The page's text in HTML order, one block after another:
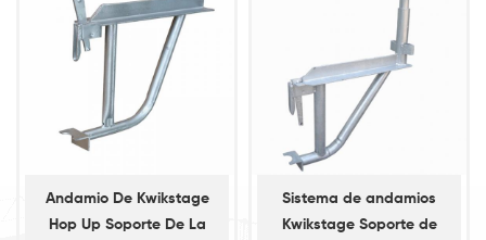
Andamio De Kwikstage
Hop Up Soporte De La
Sistema de andamios
Kwikstage Soporte de